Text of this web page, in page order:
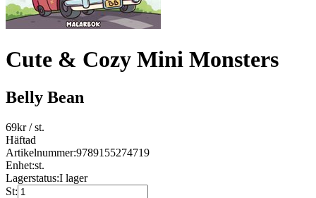
Cute & Cozy Mini Monsters
Belly Bean
69kr/ st.
Häftad
Artikelnummer:9789155274719
Enhet:st.
Lagerstatus:I lager
St: